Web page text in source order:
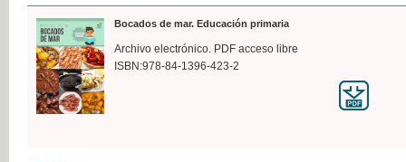
Bocados de mar. Educación primaria
Archivo electrónico. PDF acceso libre
ISBN:978-84-1396-423-2